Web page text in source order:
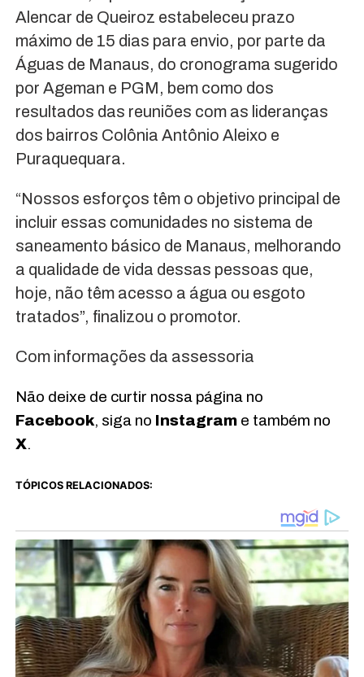
Alencar de Queiroz estabeleceu prazo
máximo de 15 dias para envio, por parte da
Águas de Manaus, do cronograma sugerido
por Ageman e PGM, bem como dos
resultados das reuniões com as lideranças
dos bairros Colônia Antônio Aleixo e
Puraquequara.
“Nossos esforços têm o objetivo principal de
incluir essas comunidades no sistema de
saneamento básico de Manaus, melhorando
a qualidade de vida dessas pessoas que,
hoje, não têm acesso a água ou esgoto
tratados”, finalizou o promotor.
Com informações da assessoria
Não deixe de curtir nossa página no
Facebook, siga no Instagrame também no
X.
TÓPICOS RELACIONADOS: